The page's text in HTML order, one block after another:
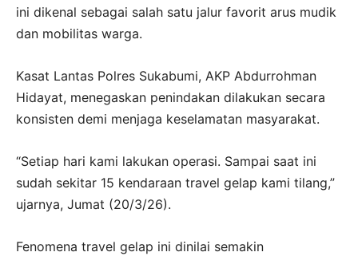
ini dikenal sebagai salah satu jalur favorit arus mudik
dan mobilitas warga.
Kasat Lantas Polres Sukabumi, AKP Abdurrohman
Hidayat, menegaskan penindakan dilakukan secara
konsisten demi menjaga keselamatan masyarakat.
“Setiap hari kami lakukan operasi. Sampai saat ini
sudah sekitar 15 kendaraan travel gelap kami tilang,”
ujarnya, Jumat (20/3/26).
Fenomena travel gelap ini dinilai semakin